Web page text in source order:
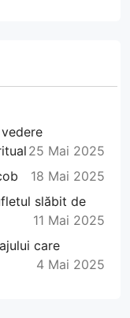
25 Mai 2025
18 Mai 2025
slăbit de
11 Mai 2025
care
4 Mai 2025